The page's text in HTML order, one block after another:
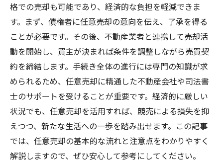
格での売却も可能であり、経済的な負担を軽減できま
す。まず、債権者に任意売却の意向を伝え、了承を得る
ことが必要です。その後、不動産業者と連携して売却活
動を開始し、買主が決まれば条件を調整しながら売買契
約を締結します。手続き全体の進行には専門の知識が求
められるため、任意売却に精通した不動産会社や司法書
士のサポートを受けることが重要です。経済的に厳しい
状況でも、任意売却を活用すれば、競売による損失を抑
えつつ、新たな生活への一歩を踏み出せます。この記事
では、任意売却の基本的な流れと注意点をわかりやすく
解説しますので、ぜひ安心して参考にしてください。